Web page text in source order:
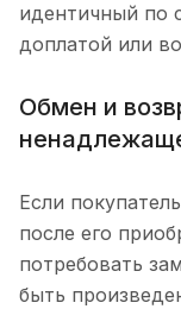
идентичный по
доплатой или
Обмен и
Если
после его
потребовать
быть